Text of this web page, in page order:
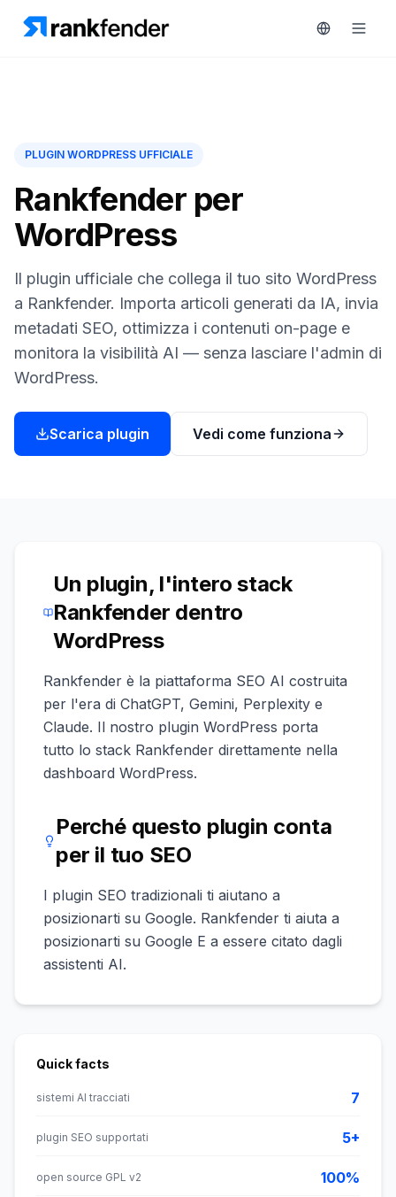
RAIVE
Engine
Monitoraggio
concorrenti
Intelligenza
AGISCI
Soluzioni
Risorse
Strumenti
gratuiti
Prezzi
Prenota
PLUGIN WORDPRESS UFFICIALE
Rankfender per
WordPress
Il plugin ufficiale che collega il tuo sito WordPress
a Rankfender. Importa articoli generati da IA, invia
metadati SEO, ottimizza i contenuti on-page e
monitora la visibilità AI — senza lasciare l'admin di
WordPress.
Scarica plugin Vedi come funziona
Un plugin, l'intero stack
Rankfender dentro
WordPress
Rankfender è la piattaforma SEO AI costruita
per l'era di ChatGPT, Gemini, Perplexity e
Claude. Il nostro plugin WordPress porta
tutto lo stack Rankfender direttamente nella
dashboard WordPress.
Perché questo plugin conta
per il tuo SEO
I plugin SEO tradizionali ti aiutano a
posizionarti su Google. Rankfender ti aiuta a
posizionarti su Google E a essere citato dagli
assistenti AI.
Quick facts
sistemi AI tracciati 7
plugin SEO supportati 5+
open source GPL v2 100%